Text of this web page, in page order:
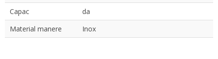
Capac
da
Material manere
Inox